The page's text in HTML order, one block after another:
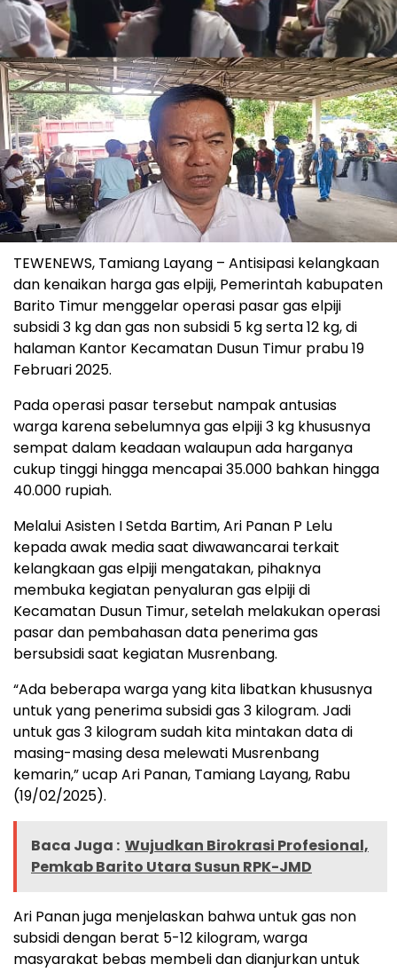
TEWENEWS, Tamiang Layang – Antisipasi kelangkaan
dan kenaikan harga gas elpiji, Pemerintah kabupaten
Barito Timur menggelar operasi pasar gas elpiji
subsidi 3 kg dan gas non subsidi 5 kg serta 12 kg, di
halaman Kantor Kecamatan Dusun Timur prabu 19
Februari 2025.
Pada operasi pasar tersebut nampak antusias
warga karena sebelumnya gas elpiji 3 kg khususnya
sempat dalam keadaan walaupun ada harganya
cukup tinggi hingga mencapai 35.000 bahkan hingga
40.000 rupiah.
Melalui Asisten I Setda Bartim, Ari Panan P Lelu
kepada awak media saat diwawancarai terkait
kelangkaan gas elpiji mengatakan, pihaknya
membuka kegiatan penyaluran gas elpiji di
Kecamatan Dusun Timur, setelah melakukan operasi
pasar dan pembahasan data penerima gas
bersubsidi saat kegiatan Musrenbang.
“Ada beberapa warga yang kita libatkan khususnya
untuk yang penerima subsidi gas 3 kilogram. Jadi
untuk gas 3 kilogram sudah kita mintakan data di
masing-masing desa melewati Musrenbang
kemarin,” ucap Ari Panan, Tamiang Layang, Rabu
(19/02/2025).
Baca Juga : Wujudkan Birokrasi Profesional,
Pemkab Barito Utara Susun RPK-JMD
Ari Panan juga menjelaskan bahwa untuk gas non
subsidi dengan berat 5-12 kilogram, warga
masyarakat bebas membeli dan dianjurkan untuk